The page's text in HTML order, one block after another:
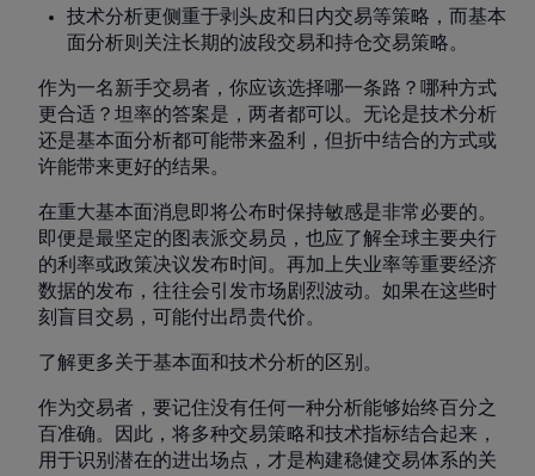
技术分析更侧重于剥头皮和日内交易等策略，而基本
面分析则关注长期的波段交易和持仓交易策略。
作为一名新手交易者，你应该选择哪一条路？哪种方式
更合适？坦率的答案是，两者都可以。无论是技术分析
还是基本面分析都可能带来盈利，但折中结合的方式或
许能带来更好的结果。
在重大基本面消息即将公布时保持敏感是非常必要的。
即便是最坚定的图表派交易员，也应了解全球主要央行
的利率或政策决议发布时间。再加上失业率等重要经济
数据的发布，往往会引发市场剧烈波动。如果在这些时
刻盲目交易，可能付出昂贵代价。
了解更多关于基本面和技术分析的区别。
作为交易者，要记住没有任何一种分析能够始终百分之
百准确。因此，将多种交易策略和技术指标结合起来，
用于识别潜在的进出场点，才是构建稳健交易体系的关